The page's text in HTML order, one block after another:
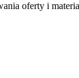
oferty i